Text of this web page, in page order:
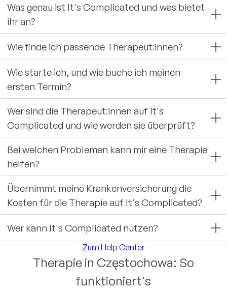
Was genau ist It's Complicated und was bietet
ihr an?
Wie finde ich passende Therapeut:innen?
Wie starte ich, und wie buche ich meinen
ersten Termin?
Wer sind die Therapeut:innen auf It's
Complicated und wie werden sie überprüft?
Bei welchen Problemen kann mir eine Therapie
helfen?
Übernimmt meine Krankenversicherung die
Kosten für die Therapie auf It's Complicated?
Wer kann It's Complicated nutzen?
Zum Help Center
Therapie in Częstochowa: So
funktioniert's